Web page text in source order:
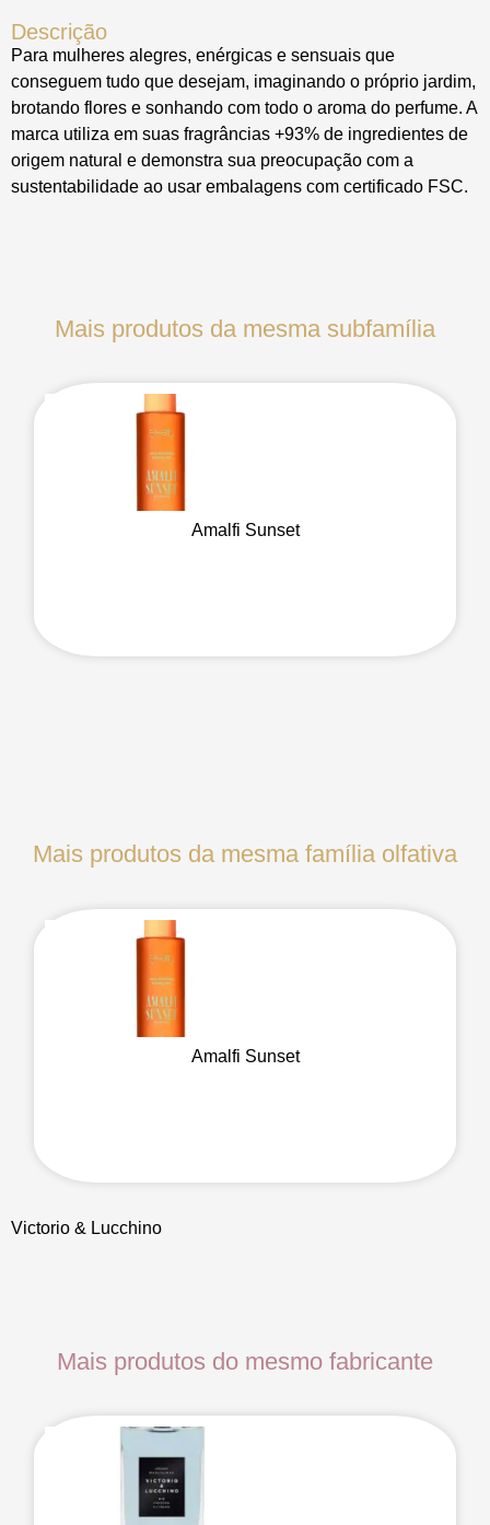
Descrição
Para mulheres alegres, enérgicas e sensuais que
conseguem tudo que desejam, imaginando o próprio jardim,
brotando flores e sonhando com todo o aroma do perfume. A
marca utiliza em suas fragrâncias +93% de ingredientes de
origem natural e demonstra sua preocupação com a
sustentabilidade ao usar embalagens com certificado FSC.
Mais produtos da mesma subfamília
Amalfi Sunset
Mais produtos da mesma família olfativa
Amalfi Sunset
Victorio & Lucchino
Mais produtos do mesmo fabricante